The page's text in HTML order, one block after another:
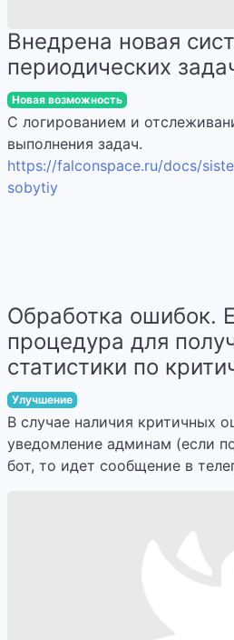
Внедрена новая
периодических
Новая возможность
С логированием и
выполнения задач.
https://falconspace.ru/docs/
sobytiy
Обработка ошибок.
процедура для
статистики по
Улучшение
В случае наличия критичных
уведомление админам (если
бот, то идет сообщение в